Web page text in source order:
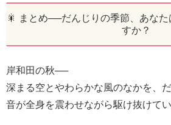
🎇 まとめ──だんじりの季節、あなた
すか？
岸和田の秋──
深まる空とやわらかな風のなかを、
音が全身を震わせながら駆け抜けてい